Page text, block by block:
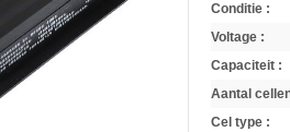
Conditie :
Voltage :
Capaciteit :
Aantal
Cel type :